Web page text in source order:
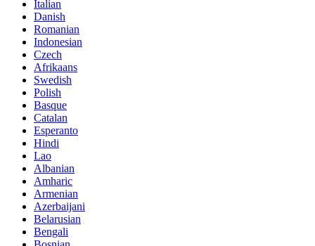
Italian
Danish
Romanian
Indonesian
Czech
Afrikaans
Swedish
Polish
Basque
Catalan
Esperanto
Hindi
Lao
Albanian
Amharic
Armenian
Azerbaijani
Belarusian
Bengali